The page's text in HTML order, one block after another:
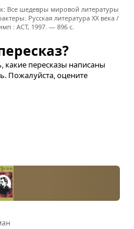
Все шедевры мировой литературы
Русская литература XX века /
: ACT, 1997. — 896 с.
пересказы написаны
Пожалуйста, оцените